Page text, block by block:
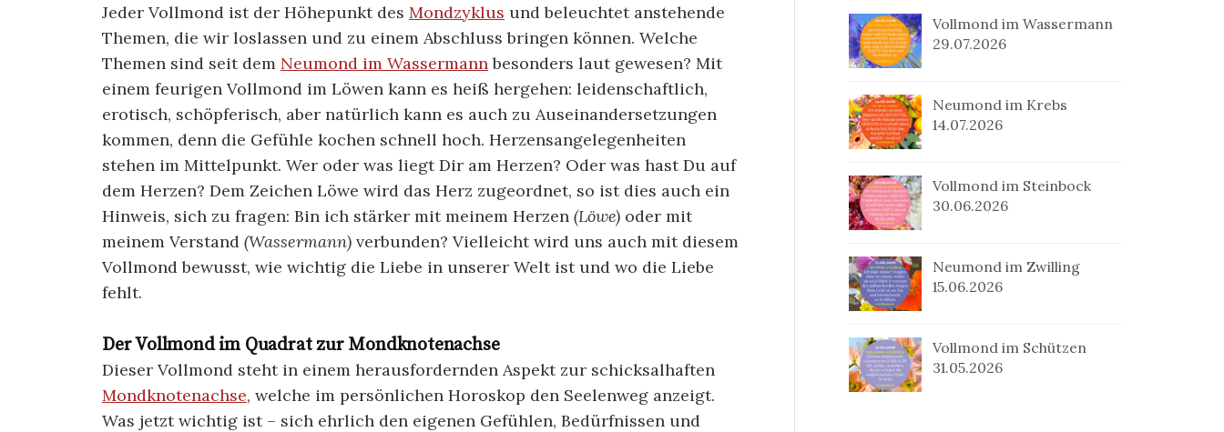
Jeder Vollmond ist der Höhepunkt des Mondzyklus und beleuchtet anstehende
Themen, die wir loslassen und zu einem Abschluss bringen können. Welche
Themen sind seit dem Neumond im Wassermannbesonders laut gewesen? Mit
einem feurigen Vollmond im Löwen kann es heiß hergehen: leidenschaftlich,
erotisch, schöpferisch, aber natürlich kann es auch zu Auseinandersetzungen
kommen, denn die Gefühle kochen schnell hoch. Herzensangelegenheiten
stehen im Mittelpunkt. Wer oder was liegt Dir am Herzen? Oder was hast Du auf
dem Herzen? Dem Zeichen Löwe wird das Herz zugeordnet, so ist dies auch ein
Hinweis, sich zu fragen: Bin ich stärker mit meinem Herzen (Löwe) oder mit
meinem Verstand (Wassermann) verbunden? Vielleicht wird uns auch mit diesem
Vollmond bewusst, wie wichtig die Liebe in unserer Welt ist und wo die Liebe
fehlt.
Der Vollmond im Quadrat zur Mondknotenachse
Dieser Vollmond steht in einem herausfordernden Aspekt zur schicksalhaften
Mondknotenachse, welche im persönlichen Horoskop den Seelenweg anzeigt.
Was jetzt wichtig ist – sich ehrlich den eigenen Gefühlen, Bedürfnissen und
Vollmond im Wassermann
29.07.2026
Neumond im Krebs
14.07.2026
Vollmond im Steinbock
30.06.2026
Neumond im Zwilling
15.06.2026
Vollmond im Schützen
31.05.2026